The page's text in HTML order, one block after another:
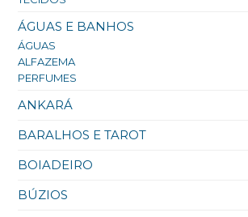
ÁGUAS E BANHOS
ÁGUAS
ALFAZEMA
PERFUMES
ANKARÁ
BARALHOS E TAROT
BOIADEIRO
BÚZIOS